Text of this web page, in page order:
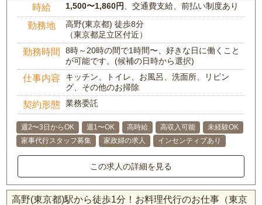
時給 1,500〜1,860円 、交通費支給、前払い制度あり
勤務地
高野(東京都) 徒歩8分
（東京都足立区付近）
勤務時間
8時～20時の間で1時間〜、好きな日に働くこと
が可能です。(候補の日時から選択)
仕事内容
キッチン、トイレ、お風呂、洗面所、リビン
グ、その他のお掃除
契約形態 業務委託
週2〜3日からOK 週1〜OK 高時給 高収入可能
未経験OK
家事代行スタッフ募集
家政婦の求人 インセンティブあり
この求人の詳細を見る
高野(東京都)駅から徒歩1分！お料理代行のお仕事（東京